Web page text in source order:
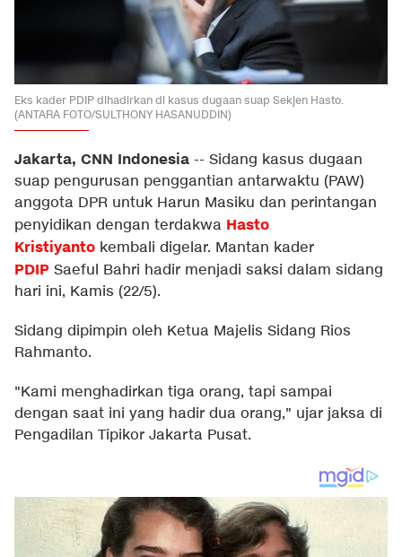
Eks kader PDIP dihadirkan di kasus dugaan suap Sekjen Hasto.
(ANTARA FOTO/SULTHONY HASANUDDIN)
Jakarta, CNN Indonesia -- Sidang kasus dugaan
suap pengurusan penggantian antarwaktu (PAW)
anggota DPR untuk Harun Masiku dan perintangan
penyidikan dengan terdakwa Hasto
Kristiyanto kembali digelar. Mantan kader
PDIP Saeful Bahri hadir menjadi saksi dalam sidang
hari ini, Kamis (22/5).
Sidang dipimpin oleh Ketua Majelis Sidang Rios
Rahmanto.
"Kami menghadirkan tiga orang, tapi sampai
dengan saat ini yang hadir dua orang," ujar jaksa di
Pengadilan Tipikor Jakarta Pusat.